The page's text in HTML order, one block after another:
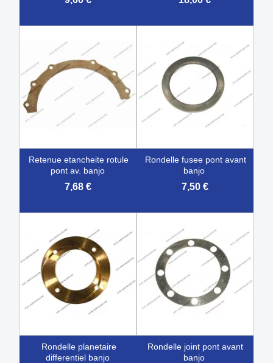
retenue etancheite rotule
pont av. banjo
7,68 €
rondelle fusee pont avant
banjo
7,50 €
rondelle planetaire
differentiel banjo
rondelle joint pont avant
banjo